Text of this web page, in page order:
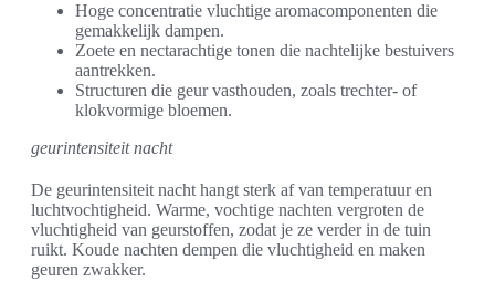
Hoge concentratie vluchtige aromacomponenten die
gemakkelijk dampen.
Zoete en nectarachtige tonen die nachtelijke bestuivers
aantrekken.
Structuren die geur vasthouden, zoals trechter- of
klokvormige bloemen.
geurintensiteit nacht
De geurintensiteit nacht hangt sterk af van temperatuur en
luchtvochtigheid. Warme, vochtige nachten vergroten de
vluchtigheid van geurstoffen, zodat je ze verder in de tuin
ruikt. Koude nachten dempen die vluchtigheid en maken
geuren zwakker.